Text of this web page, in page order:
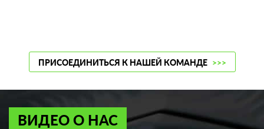
ПРИСОЕДИНИТЬСЯ К НАШЕЙ КОМАНДЕ >>>
ВИДЕО О НАС